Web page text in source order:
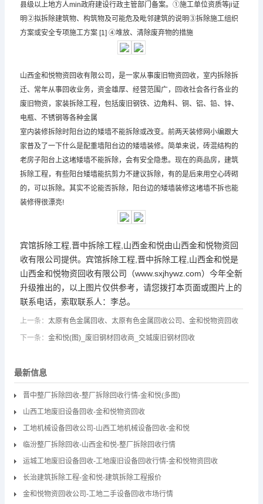
县级以上地方人min政府建设行政主管部门备案。①施工单位资质等ji证
明②拟拆除建筑物、构筑物及可能危及毗邻建筑的说明③拆除施工组织
方案或安全专项施工方案 [1] ④堆放、清除废弃物的措施
山西金和悦物资回收有限公司，是一家从事废旧物资回收，室内拆除拆
迁、常年从事回收业务，资金雄厚、经营范围广，回收社会各行各业的
废旧物资，家装拆除工程，包括废旧钢铁、边角料、铜、铝、铅、锌、
电瓶、不锈钢等各种金属
室内装修拆除时阳台边的矮墙不能拆除或改变。前两天装修网小编跟大
家普及了一下什么是配重墙阳台边的矮墙装修。简单来说，砖混结构的
老房子阳台上这堵矮墙不能拆除，会有安全隐患。现在的商品房，建筑
拆除工程，有些阳台矮墙能抗剪力不建议拆除，有的是后来用空心砖砌
的，可以拆除。其实不论能否拆除，阳台边的矮墙装修这堵墙不拆也能
装修得很漂亮!
宾馆拆除工程,晋中拆除工程,山西金和悦由山西金和悦物资回
收有限公司提供。宾馆拆除工程,晋中拆除工程,山西金和悦是
山西金和悦物资回收有限公司（www.sxjhywz.com）今年全新
升级推出的，以上图片仅供参考，请您拨打本页面或图片上的
联系电话，索取联系人：李总。
上一条： 太原有色金属回收、太原有色金属回收公司、金和悦物资回收
下一条： 金和悦(图)_废旧钢材回收商_交城废旧钢材回收
最新信息
晋中整厂拆除回收-整厂拆除回收行情-金和悦(多图)
山西工地废旧设备回收-金和悦物资回收
工地机械设备回收公司-山西工地机械设备回收-金和悦
临汾整厂拆除回收-山西金和悦-整厂拆除回收行情
运城工地废旧设备回收-工地废旧设备回收行情-金和悦物资回收
长治建筑拆除工程-金和悦-建筑拆除工程报价
金和悦物资回收公司-工地二手设备回收市场行情